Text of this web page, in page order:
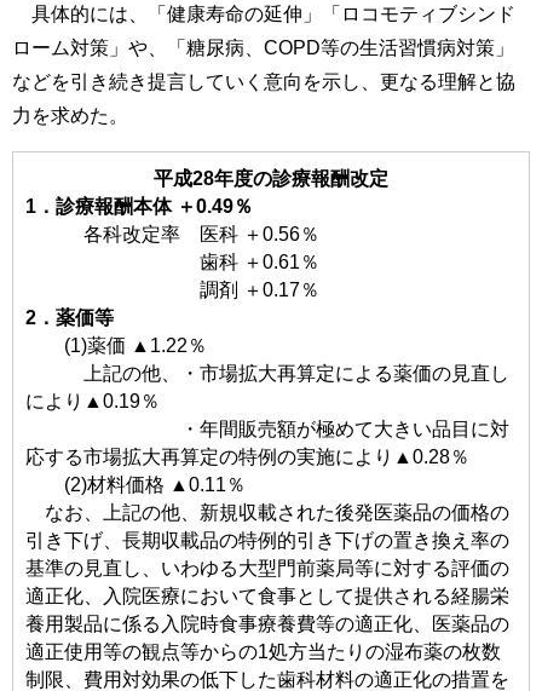
具体的には、「健康寿命の延伸」「ロコモティブシンド
ローム対策」や、「糖尿病、COPD等の生活習慣病対策」
などを引き続き提言していく意向を示し、更なる理解と協
力を求めた。
平成28年度の診療報酬改定
1．診療報酬本体 ＋0.49％
各科改定率 医科 ＋0.56％
歯科 ＋0.61％
調剤 ＋0.17％
2．薬価等
(1)薬価 ▲1.22％
上記の他、・市場拡大再算定による薬価の見直し
により▲0.19％
・年間販売額が極めて大きい品目に対
応する市場拡大再算定の特例の実施により▲0.28％
(2)材料価格 ▲0.11％
なお、上記の他、新規収載された後発医薬品の価格の
引き下げ、長期収載品の特例的引き下げの置き換え率の
基準の見直し、いわゆる大型門前薬局等に対する評価の
適正化、入院医療において食事として提供される経腸栄
養用製品に係る入院時食事療養費等の適正化、医薬品の
適正使用等の観点等からの1処方当たりの湿布薬の枚数
制限、費用対効果の低下した歯科材料の適正化の措置を